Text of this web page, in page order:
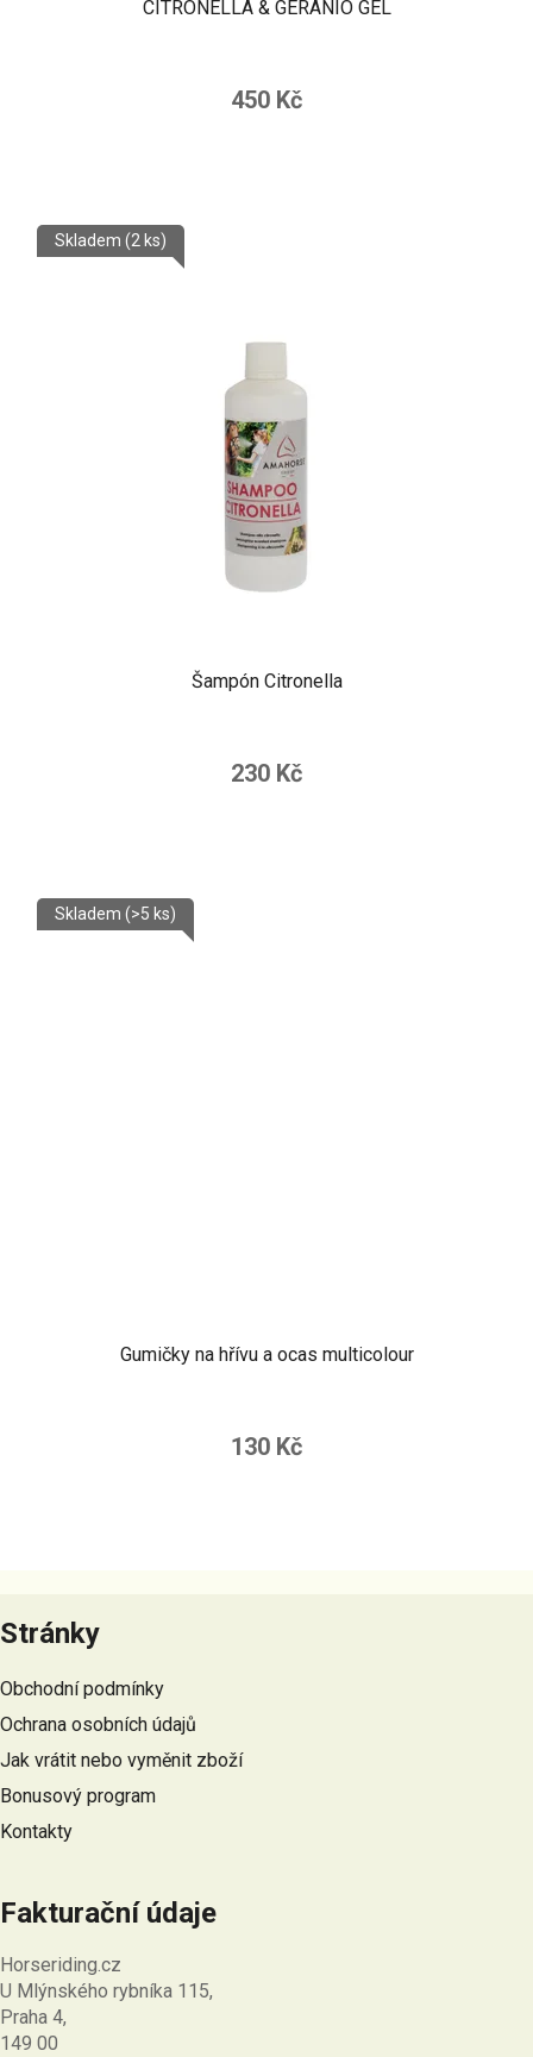
CITRONELLA & GERANIO GEL
450 Kč
Šampón Citronella
Skladem (2 ks)
230 Kč
Gumičky na hřívu a ocas multicolour
Skladem (>5 ks)
130 Kč
á
p
a
í
Stránky
Obchodní podmínky
Ochrana osobních údajů
Jak vrátit nebo vyměnit zboží
Bonusový program
Kontakty
Fakturační údaje
Horseriding.cz
U Mlýnského rybníka 115,
Praha 4,
149 00